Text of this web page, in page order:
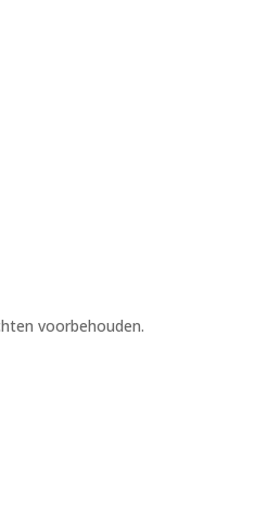
voorbehouden.